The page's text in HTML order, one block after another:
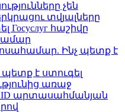
չեն
տվյալները
հաշիվը
Ինչ պետք է
պետք է ստուգել
առաջ
արտասահմանյան